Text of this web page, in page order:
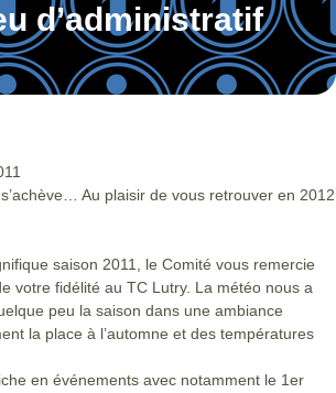
d’administratif
Au plaisir de vous retrouver en 2012
saison 2011, le Comité vous remercie
votre fidélité au TC Lutry. La météo nous a
peu la saison dans une ambiance
la place à l’automne et des températures
en événements avec notamment le 1er